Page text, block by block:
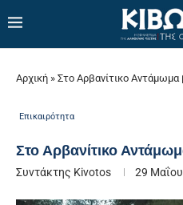
Αρχική » Στο Αρβανίτικο
Επικαιρότητα
Στο Αρβανίτικο
Συντάκτης Kivotos 29